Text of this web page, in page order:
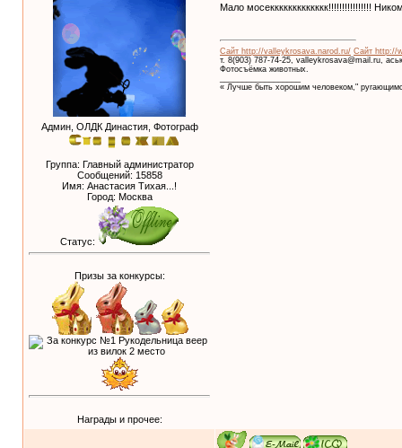
Админ, ОЛДК Династия, Фотограф
Группа: Главный администратор
Сообщений: 15858
Имя: Анастасия Тихая...!
Город: Москва
Статус:
Призы за конкурсы:
Награды и прочее:
Мало мосеккккккккккккк!!!!!!!!!!!!!!!!
Сайт http://valleykrosava.narod.ru/ Сайт http://
т. 8(903) 787-74-25, valleykrosava@mail.ru,
Фотосъёмка животных.
« Лучше быть хорошим человеком,"